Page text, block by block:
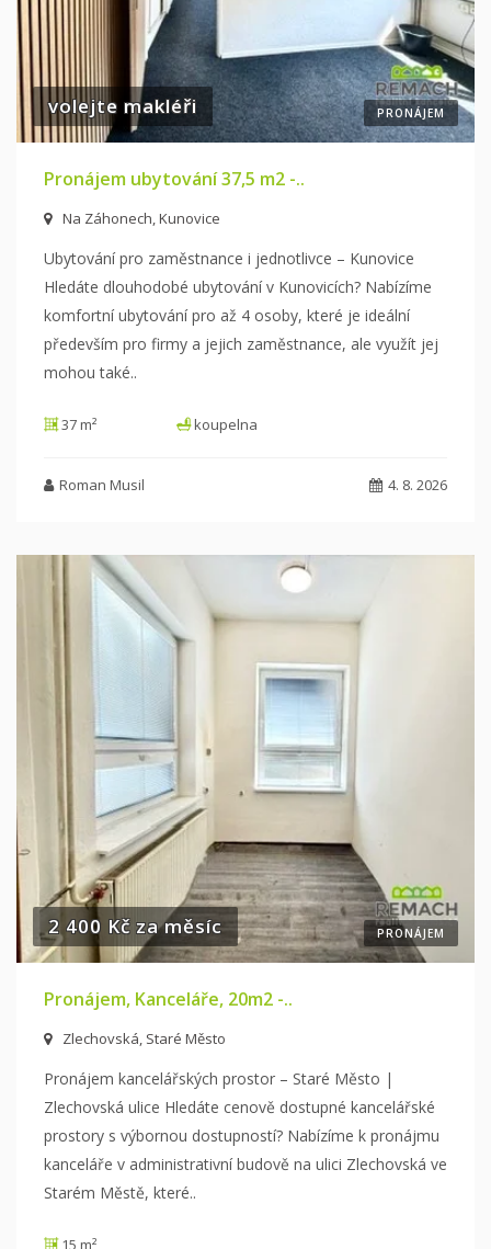
PRONÁJEM
volejte makléři
Pronájem ubytování 37,5 m2 -..
Na Záhonech, Kunovice
Ubytování pro zaměstnance i jednotlivce – Kunovice
Hledáte dlouhodobé ubytování v Kunovicích? Nabízíme
komfortní ubytování pro až 4 osoby, které je ideální
především pro firmy a jejich zaměstnance, ale využít jej
mohou také..
37 m² koupelna
Roman Musil 4. 8. 2026
PRONÁJEM
2 400 Kč za měsíc
Pronájem, Kanceláře, 20m2 -..
Zlechovská, Staré Město
Pronájem kancelářských prostor – Staré Město |
Zlechovská ulice Hledáte cenově dostupné kancelářské
prostory s výbornou dostupností? Nabízíme k pronájmu
kanceláře v administrativní budově na ulici Zlechovská ve
Starém Městě, které..
15 m²